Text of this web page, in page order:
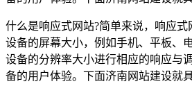
什么是响应式网站?简单来说，响应
设备的屏幕大小，例如手机、平板、
设备的分辨率大小进行相应的响应与
备的用户体验。下面济南网站建设就